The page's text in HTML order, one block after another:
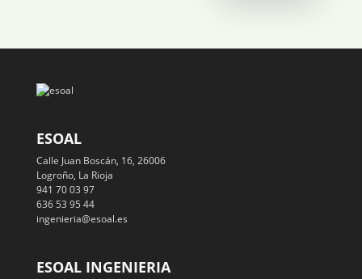
ESOAL
Calle Juan Boscán, 16, 26006
Logroño, La Rioja
941 70 03 97
636 53 95 44
ingenieria@esoal.es
ESOAL INGENIERIA